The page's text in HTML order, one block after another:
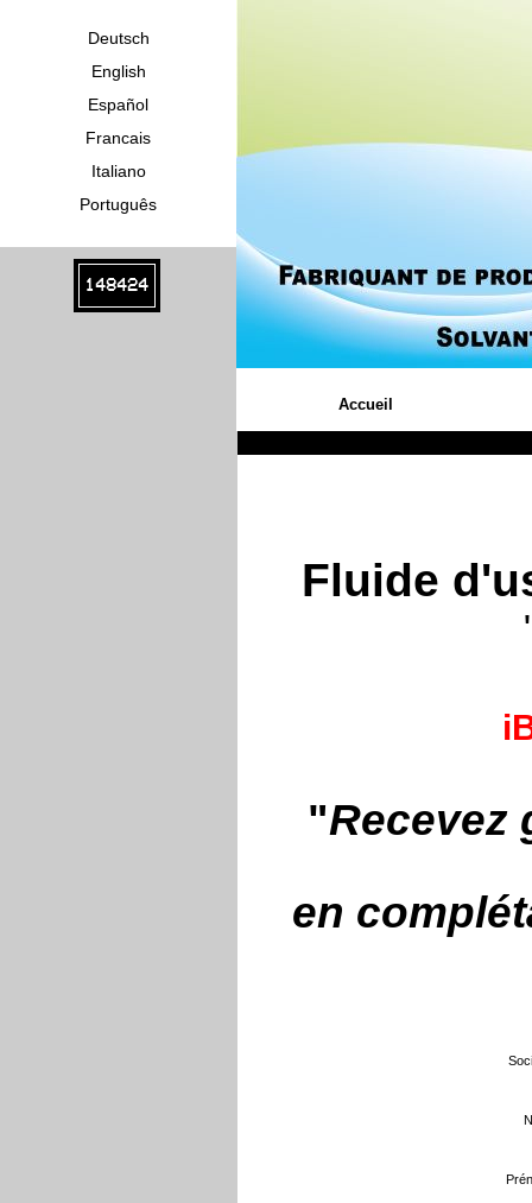
Deutsch
English
Español
Francais
Italiano
Português
148424
Accueil
Fluide
"Recevez
en